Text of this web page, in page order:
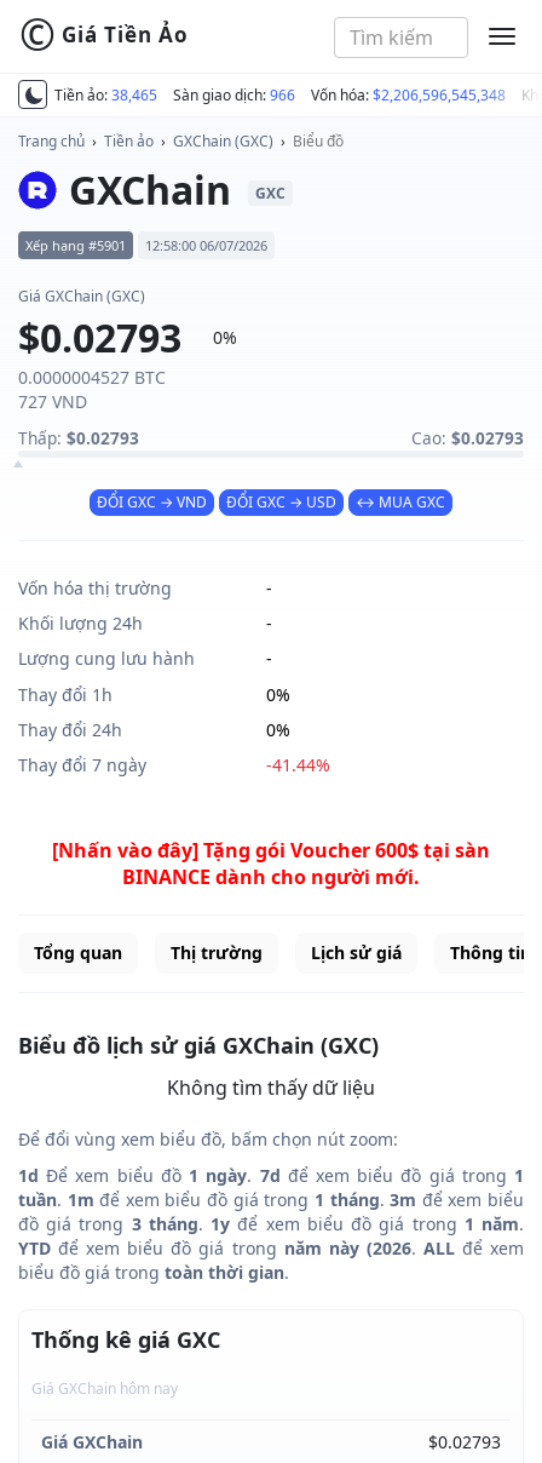
Tiền ảo:38,465 Sàn giao dịch:966 Vốn hóa:$2,206,596,545,348
© Giá Tiền Ảo
Trang chủ › Tiền ảo › GXChain (GXC) › Biểu đồ
GXChain GXC
Xếp hạng #5901 12:58:00 06/07/2026
Giá GXChain (GXC)
$0.02793
0%
0.0000004527 BTC
727 VND
Thấp: $0.02793 Cao: $0.02793
ĐỔI GXC → VND ĐỔI GXC → USD ↔ MUA GXC
Vốn hóa thị trường
-
Khối lượng 24h
-
Lượng cung lưu hành
-
Thay đổi 1h
0%
Thay đổi 24h
0%
Thay đổi 7 ngày
-41.44%
[Nhấn vào đây] Tặng gói Voucher 600$ tại sàn
BINANCE dành cho người mới.
Tổng quan Thị trường Lịch sử giá Thông tin
Biểu đồ lịch sử giá GXChain (GXC)
Không tìm thấy dữ liệu
Để đổi vùng xem biểu đồ, bấm chọn nút zoom:
1d Để xem biểu đồ 1 ngày. 7d để xem biểu đồ giá trong 1
tuần. 1m để xem biểu đồ giá trong 1 tháng.3m để xem biểu
đồ giá trong 3 tháng. 1y để xem biểu đồ giá trong 1 năm.
YTD để xem biểu đồ giá trong năm này (2026. ALLđể xem
biểu đồ giá trong toàn thời gian.
Thống kê giá GXC
Giá GXChain hôm nay
Giá GXChain $0.02793